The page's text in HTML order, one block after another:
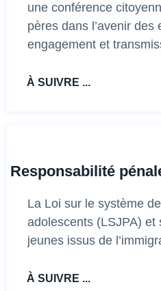
une conférence
pères dans l’avenir des
engagement et
À SUIVRE ...
Responsabilité
La Loi sur le système
adolescents (LSJPA)
jeunes issus de
À SUIVRE ...